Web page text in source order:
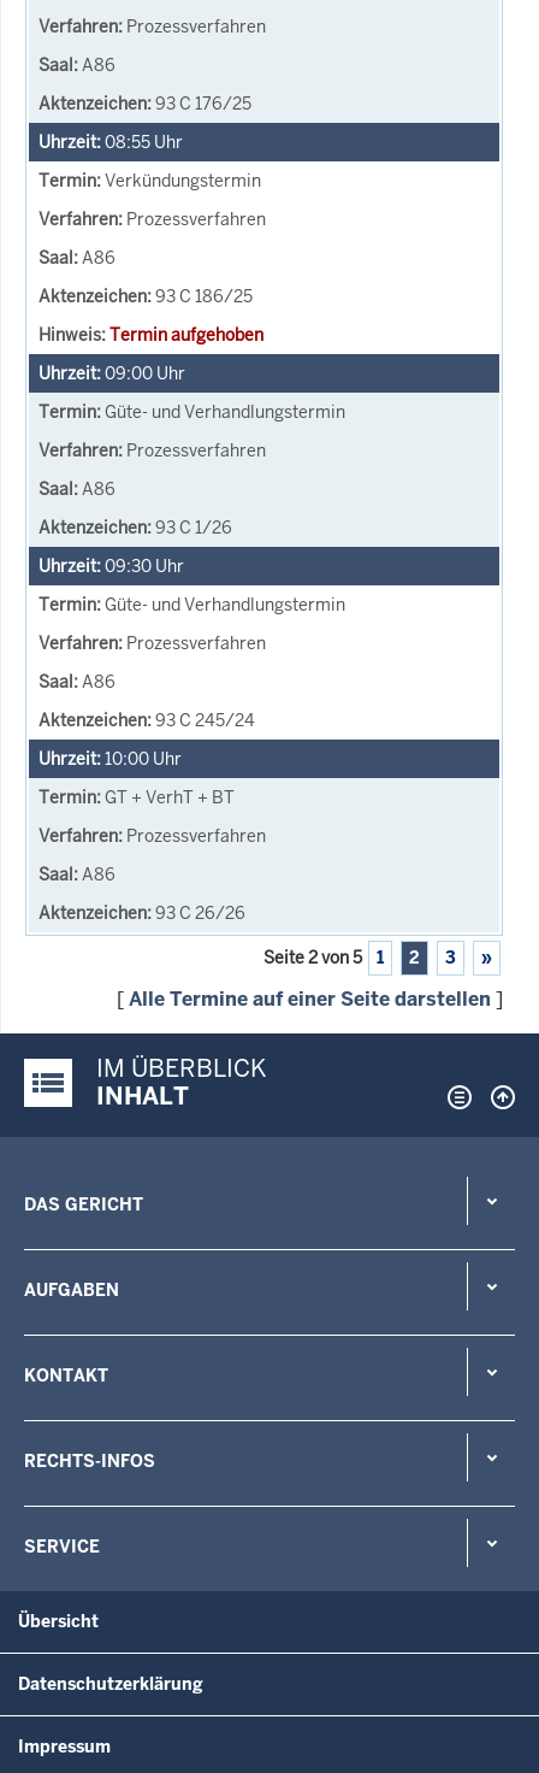
Prozessverfahren
A86
93 C 176/25
08:55 Uhr
Verkündungstermin
Prozessverfahren
A86
93 C 186/25
Termin aufgehoben
09:00 Uhr
Güte- und Verhandlungstermin
Prozessverfahren
A86
93 C 1/26
09:30 Uhr
Güte- und Verhandlungstermin
Prozessverfahren
A86
93 C 245/24
10:00 Uhr
GT + VerhT + BT
Prozessverfahren
A86
93 C 26/26
Seite 2 von 5 1 2 3 »
[Alle Termine auf einer Seite darstellen ]
Justiz-Portal im Überblick:
IM ÜBERBLICK
INHALT
DAS GERICHT
AUFGABEN
KONTAKT
RECHTS-INFOS
SERVICE
Übersicht
Datenschutzerklärung
Impressum